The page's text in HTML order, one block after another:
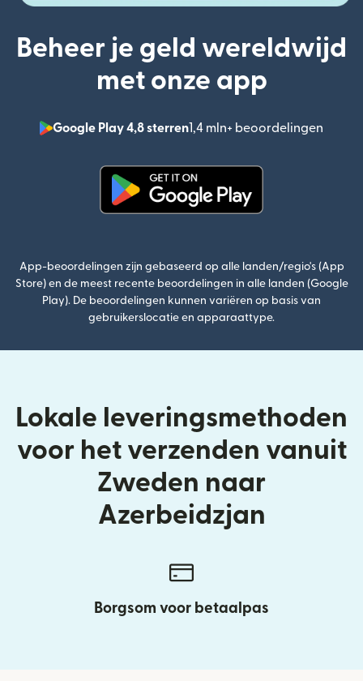
Beheer je geld wereldwijd
met onze app
Google Play 4,8 sterren1,4 mln+ beoordelingen
App-beoordelingen zijn gebaseerd op alle landen/regio's (App
Store) en de meest recente beoordelingen in alle landen (Google
Play). De beoordelingen kunnen variëren op basis van
gebruikerslocatie en apparaattype.
Lokale leveringsmethoden
voor het verzenden vanuit
Zweden naar
Azerbeidzjan
Borgsom voor betaalpas